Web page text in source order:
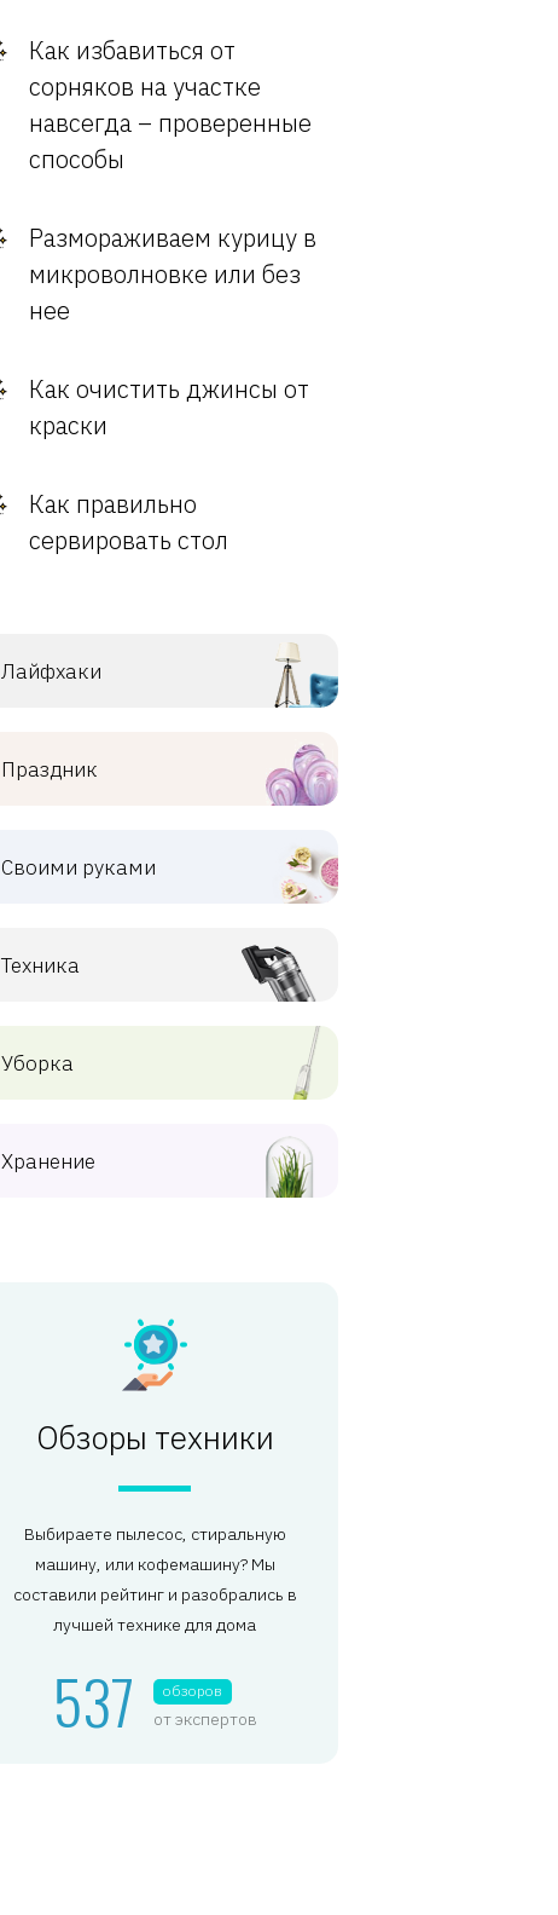
Как избавиться от
сорняков на участке
навсегда – проверенные
способы
Размораживаем курицу в
микроволновке или без
нее
Как очистить джинсы от
краски
Как правильно
сервировать стол
Лайфхаки
Праздник
Своими руками
Техника
Уборка
Хранение
Обзоры техники
Выбираете пылесос, стиральную
машину, или кофемашину? Мы
составили рейтинг и разобрались в
лучшей технике для дома
537 обзоров
от экспертов